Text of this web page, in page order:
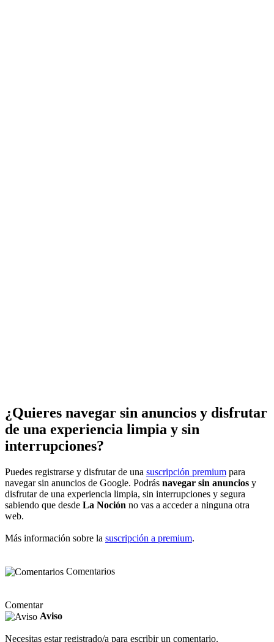
¿Quieres navegar sin anuncios y disfrutar
de una experiencia limpia y sin
interrupciones?
Puedes registrarse y disfrutar de una suscripción premium para
navegar sin anuncios de Google. Podrás navegar sin anuncios y
disfrutar de una experiencia limpia, sin interrupciones y segura
sabiendo que desde La Noción no vas a acceder a ninguna otra
web.
Más información sobre la suscripción a premium.
Comentarios
Comentar
Aviso
Necesitas estar registrado/a para escribir un comentario.